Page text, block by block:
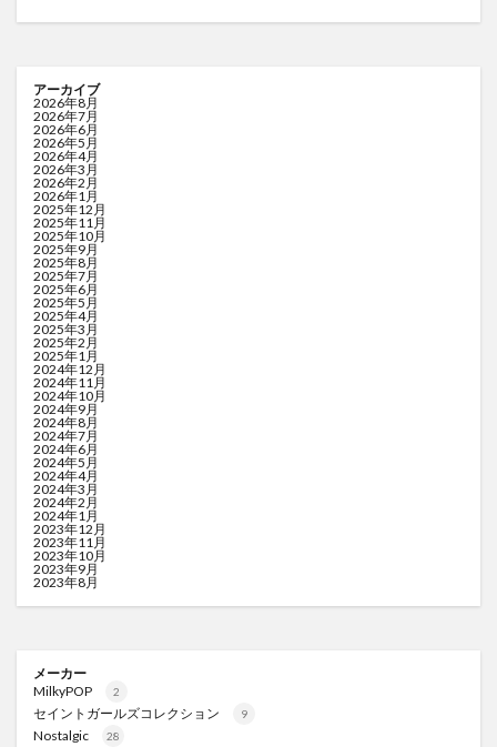
アーカイブ
2026年8月
2026年7月
2026年6月
2026年5月
2026年4月
2026年3月
2026年2月
2026年1月
2025年12月
2025年11月
2025年10月
2025年9月
2025年8月
2025年7月
2025年6月
2025年5月
2025年4月
2025年3月
2025年2月
2025年1月
2024年12月
2024年11月
2024年10月
2024年9月
2024年8月
2024年7月
2024年6月
2024年5月
2024年4月
2024年3月
2024年2月
2024年1月
2023年12月
2023年11月
2023年10月
2023年9月
2023年8月
メーカー
MilkyPOP
2
セイントガールズコレクション 9
Nostalgic 28